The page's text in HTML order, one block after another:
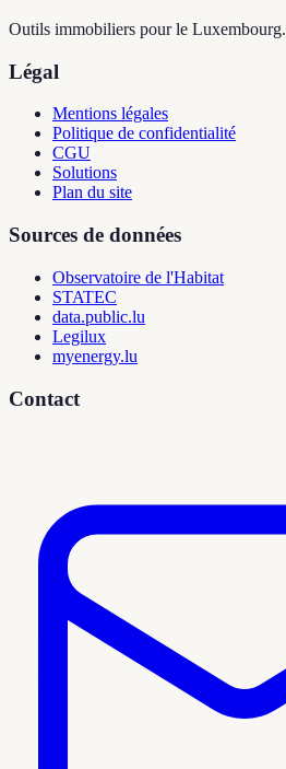
Outils immobiliers pour le Luxembourg.
Légal
Mentions légales
Politique de confidentialité
CGU
Solutions
Plan du site
Sources de données
Observatoire de l'Habitat
STATEC
data.public.lu
Legilux
myenergy.lu
Contact